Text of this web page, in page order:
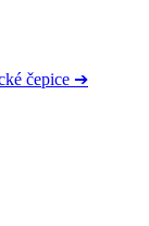
čepice ➔